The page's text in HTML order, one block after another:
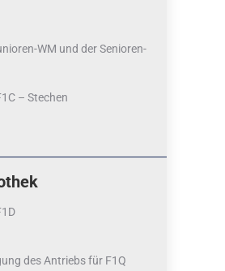
WM und der Senioren-
– Stechen
des Antriebs für F1Q